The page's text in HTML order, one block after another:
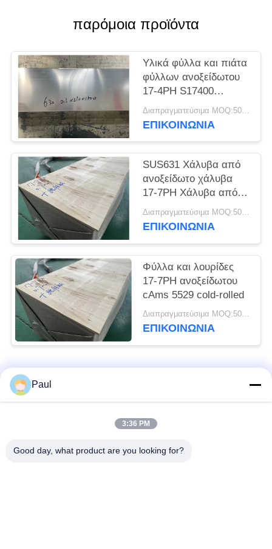
PRIVACY
POLICY
παρόμοια προϊόντα
Υλικά φύλλα και πιάτα
φύλλων ανοξείδωτου
17-4PH S17400
SUS630
Διαπραγματεύσιμα MOQ:500 κλ
ΕΠΙΚΟΙΝΩΝΊΑ
SUS631 Χάλυβα από
ανοξείδωτο χάλυβα
17-7PH Χάλυβα από
ανοξείδωτο χάλυβα
Διαπραγματεύσιμα MOQ:500 κλ
ΕΠΙΚΟΙΝΩΝΊΑ
Φύλλα και λουρίδες
17-7PH ανοξείδωτου
cAms 5529 cold-rolled
Διαπραγματεύσιμα MOQ:500 ΚΛ
ΕΠΙΚΟΙΝΩΝΊΑ
Λαϊκή κατηγορία
Σκληραίνοντας
Paul
3:36 PM
Good day, what product are you looking for?